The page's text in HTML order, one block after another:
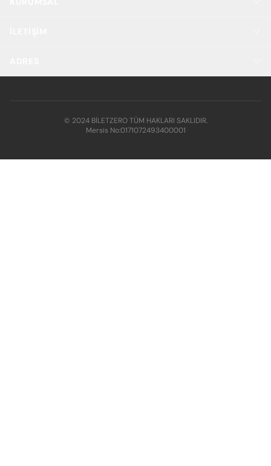
© 2024 BİLETZERO TÜM HAKLARI SAKLIDIR.
Mersis No:0171072493400001